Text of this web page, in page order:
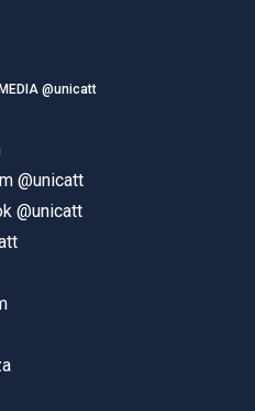
@unicatt
@unicatt
@unicatt